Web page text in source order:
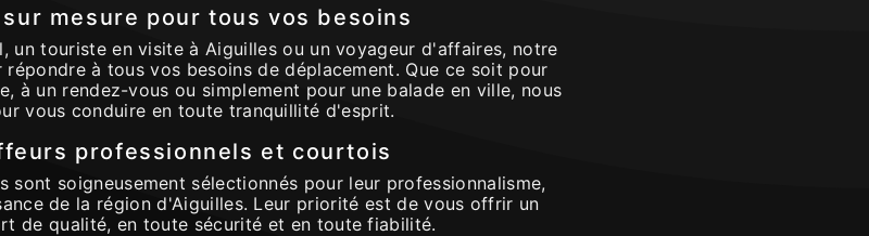
mesure pour tous vos besoins
un touriste en visite à Aiguilles ou un voyageur d'affaires, notre
à tous vos besoins de déplacement. Que ce soit pour
à un rendez-vous ou simplement pour une balade en ville, nous
vous conduire en toute tranquillité d'esprit.
professionnels et courtois
sont soigneusement sélectionnés pour leur professionnalisme,
de la région d'Aiguilles. Leur priorité est de vous offrir un
de qualité, en toute sécurité et en toute fiabilité.